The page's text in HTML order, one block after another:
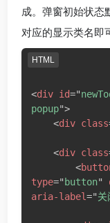
成。弹窗初始状态
对应的显示类名即
<div id="
popup">
<div class
<div class
<
type=" button"
aria-label="关
HTML